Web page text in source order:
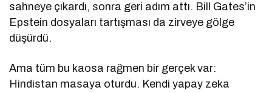
sahneye çıkardı, sonra geri adım attı. Bill Gates’in
Epstein dosyaları tartışması da zirveye gölge
düşürdü.
Ama tüm bu kaosa rağmen bir gerçek var:
Hindistan masaya oturdu. Kendi yapay zeka